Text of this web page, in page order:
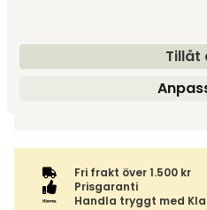
Tillåt
Denna vara skickas till ett
vilket DHL eller PostNord
till. Du blir aviserad när din
varan ihop med andra
Fri frakt över 1.500 kr
Prisgaranti
Handla tryggt med